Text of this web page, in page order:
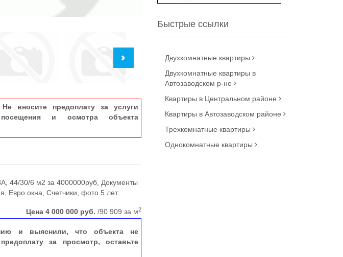
вносите предоплату за услуги
и осмотра объекта
44/30/6 м2 за 4000000руб, Документы
Евро окна, Счетчики, фото 5 лет
Цена4 000 000 руб. /90 909 за м2
и выяснили, что объекта не
за просмотр, оставьте
Быстрые ссылки
Двухкомнатные квартиры
Двухкомнатные квартиры в
Автозаводском р-не
Квартиры в Центральном районе
Квартиры в Автозаводском районе
Трехкомнатные квартиры
Однокомнатные квартиры